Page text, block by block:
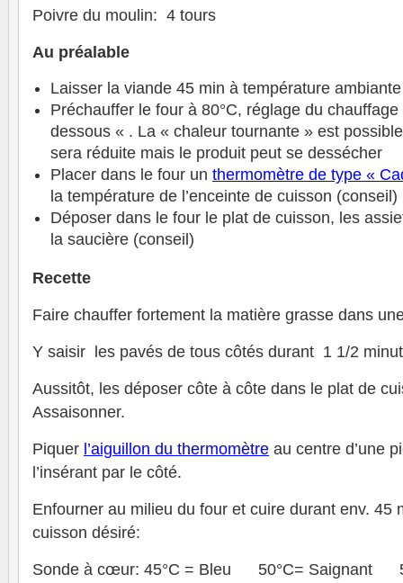
Poivre du moulin: 4 tours
Au préalable
Laisser la viande 45 min à température ambiante
Préchauffer le four à 80°C, réglage du
dessous « . La « chaleur tournante » est
sera réduite mais le produit peut se dessécher
Placer dans le four un thermomètre de type «
la température de l’enceinte de cuisson (conseil)
Déposer dans le four le plat de cuisson, les
la saucière (conseil)
Recette
Faire chauffer fortement la matière grasse dans
Y saisir les pavés de tous côtés durant 1 1/2
Aussitôt, les déposer côte à côte dans le plat de
Assaisonner.
Piquer l’aiguillon du thermomètre au centre d’une
l’insérant par le côté.
Enfourner au milieu du four et cuire durant env. 45
cuisson désiré:
Sonde à cœur: 45°C = Bleu 50°C= Saignant